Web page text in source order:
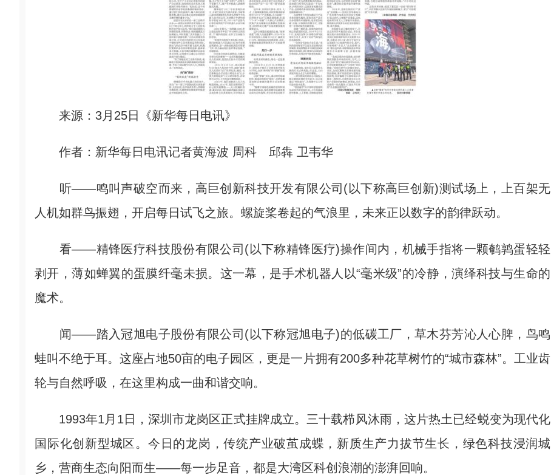
来源：3月25日《新华每日电讯》
作者：新华每日电讯记者黄海波 周科 邱犇 卫韦华
听——鸣叫声破空而来，高巨创新科技开发有限公司(以下称高巨创新)测试场上，上百架无
人机如群鸟振翅，开启每日试飞之旅。螺旋桨卷起的气浪里，未来正以数字的韵律跃动。
看——精锋医疗科技股份有限公司(以下称精锋医疗)操作间内，机械手指将一颗鹌鹑蛋轻轻
剥开，薄如蝉翼的蛋膜纤毫未损。这一幕，是手术机器人以“毫米级”的冷静，演绎科技与生命的
魔术。
闻——踏入冠旭电子股份有限公司(以下称冠旭电子)的低碳工厂，草木芬芳沁人心脾，鸟鸣
蛙叫不绝于耳。这座占地50亩的电子园区，更是一片拥有200多种花草树竹的“城市森林”。工业齿
轮与自然呼吸，在这里构成一曲和谐交响。
1993年1月1日，深圳市龙岗区正式挂牌成立。三十载栉风沐雨，这片热土已经蜕变为现代化
国际化创新型城区。今日的龙岗，传统产业破茧成蝶，新质生产力拔节生长，绿色科技浸润城
乡，营商生态向阳而生——每一步足音，都是大湾区科创浪潮的澎湃回响。